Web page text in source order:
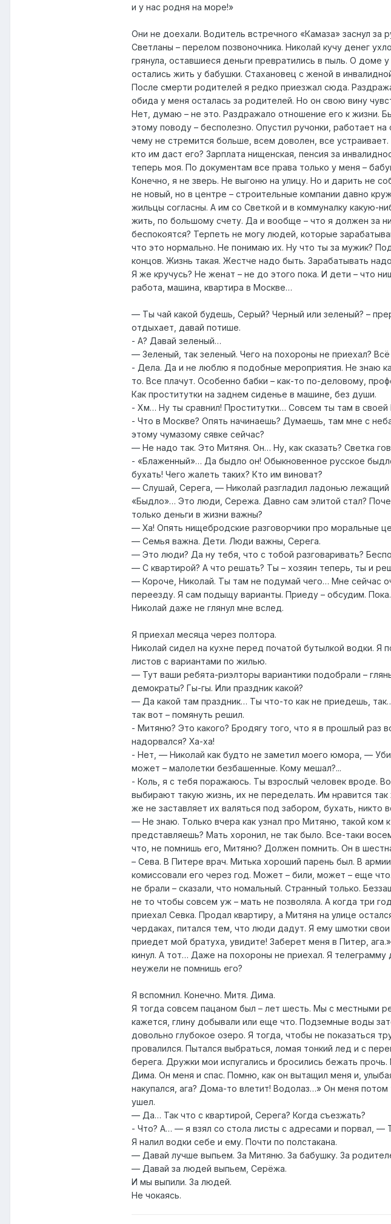
и у нас родня на море!»
Они не доехали. Водитель встречного «Камаза» заснул за
Светланы – перелом позвоночника. Николай кучу денег
грянула, оставшиеся деньги превратились в пыль. О доме
остались жить у бабушки. Стахановец с женой в
После смерти родителей я редко приезжал сюда.
обида у меня осталась за родителей. Но он свою вину
Нет, думаю – не это. Раздражало отношение его к жизни.
этому поводу – бесполезно. Опустил ручонки, работает
чему не стремится больше, всем доволен, все
кто им даст его? Зарплата нищенская, пенсия за
теперь моя. По документам все права только у меня –
Конечно, я не зверь. Не выгоню на улицу. Но и дарить не
не новый, но в центре – строительные компании давно
жильцы согласны. А им со Светкой и в коммуналку какую-
жить, по большому счету. Да и вообще – что я должен за
беспокоятся? Терпеть не могу людей, которые
что это нормально. Не понимаю их. Ну что ты за мужик?
концов. Жизнь такая. Жестче надо быть. Зарабатывать
Я же кручусь? Не женат – не до этого пока. И дети – что
работа, машина, квартира в Москве…
— Ты чай какой будешь, Серый? Черный или зеленый? –
отдыхает, давай потише.
- А? Давай зеленый…
— Зеленый, так зеленый. Чего на похороны не приехал?
- Дела. Да и не люблю я подобные мероприятия. Не знаю
то. Все плачут. Особенно бабки – как-то по-деловому,
Как проститутки на заднем сиденье в машине, без души.
- Хм… Ну ты сравнил! Проститутки… Совсем ты там в
- Что в Москве? Опять начинаешь? Думаешь, там мне с
этому чумазому сявке сейчас?
— Не надо так. Это Митяня. Он… Ну, как сказать? Светка
- «Блаженный»… Да быдло он! Обыкновенное русское
бухать! Чего жалеть таких? Кто им виноват?
— Слушай, Серега, — Николай разгладил ладонью
«Быдло»… Это люди, Сережа. Давно сам элитой стал?
только деньги в жизни важны?
— Ха! Опять нищебродские разговорчики про моральные
— Семья важна. Дети. Люди важны, Серега.
— Это люди? Да ну тебя, что с тобой разговаривать?
— С квартирой? А что решать? Ты – хозяин теперь, ты и
— Короче, Николай. Ты там не подумай чего… Мне сейчас
переезду. Я сам подыщу варианты. Приеду – обсудим. Пока.
Николай даже не глянул мне вслед.
Я приехал месяца через полтора.
Николай сидел на кухне перед початой бутылкой водки. Я
листов с вариантами по жилью.
— Тут ваши ребята-риэлторы вариантики подобрали –
демократы? Гы-гы. Или праздник какой?
— Да какой там праздник… Ты что-то как не приедешь,
так вот – помянуть решил.
- Митяню? Это какого? Бродягу того, что я в прошлый раз
надорвался? Ха-ха!
- Нет, — Николай как будто не заметил моего юмора, —
может – малолетки безбашенные. Кому мешал?...
- Коль, я с тебя поражаюсь. Ты взрослый человек вроде.
выбирают такую жизнь, их не переделать. Им нравится
же не заставляет их валяться под забором, бухать, никто
— Не знаю. Только вчера как узнал про Митяню, такой ком
представляешь? Мать хоронил, не так было. Все-таки
что, не помнишь его, Митяню? Должен помнить. Он в
– Сева. В Питере врач. Митька хороший парень был. В
комиссовали его через год. Может – били, может – еще
не брали – сказали, что номальный. Странный только.
не то чтобы совсем уж – мать не позволяла. А когда три
приехал Севка. Продал квартиру, а Митяня на улице
чердаках, питался тем, что люди дадут. Я ему шмотки
приедет мой братуха, увидите! Заберет меня в Питер,
кинул. А тот… Даже на похороны не приехал. Я
неужели не помнишь его?
Я вспомнил. Конечно. Митя. Дима.
Я тогда совсем пацаном был – лет шесть. Мы с местными
кажется, глину добывали или еще что. Подземные воды
довольно глубокое озеро. Я тогда, чтобы не показаться
провалился. Пытался выбраться, ломая тонкий лед и с
берега. Дружки мои испугались и бросились бежать
Дима. Он меня и спас. Помню, как он вытащил меня и,
накупался, ага? Дома-то влетит! Водолаз…» Он меня
ушел.
— Да… Так что с квартирой, Серега? Когда съезжать?
- Что? А… — я взял со стола листы с адресами и порвал, —
Я налил водки себе и ему. Почти по полстакана.
— Давай лучше выпьем. За Митяню. За бабушку. За
— Давай за людей выпьем, Серёжа.
И мы выпили. За людей.
Не чокаясь.